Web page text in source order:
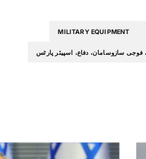
MILITARY EQUIPMENT